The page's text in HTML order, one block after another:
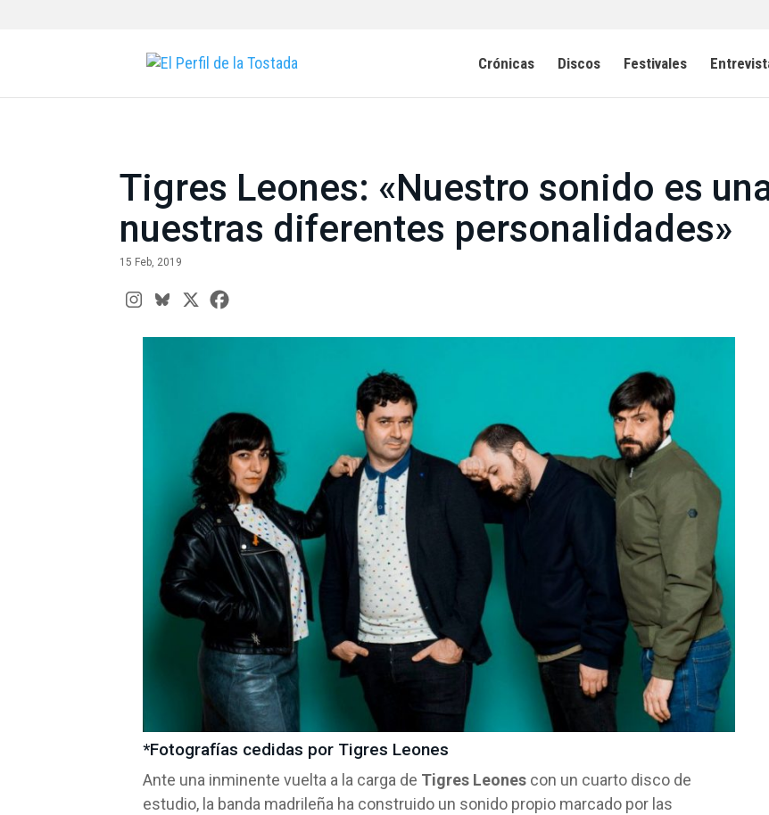
Crónicas Discos Festivales
Tigres Leones: «Nuestro sonido es
nuestras diferentes personalidades»
15 Feb, 2019
*Fotografías cedidas por Tigres Leones
Ante una inminente vuelta a la carga de Tigres Leones con un cuarto disco de
estudio, la banda madrileña ha construido un sonido propio marcado por las